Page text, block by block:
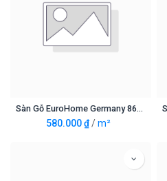
Sàn Gỗ EuroHome Germany 8633-12mm
580.000₫ /m²